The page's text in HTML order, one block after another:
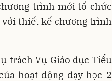
trình mới tổ chức
với thiết kế chương trình
trách Vụ Giáo dục Tiểu
hoạt động dạy học 2